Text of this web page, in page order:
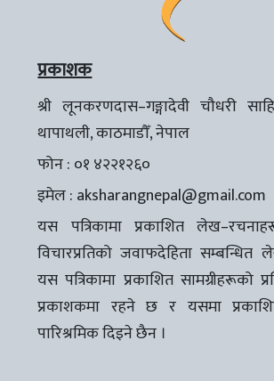
प्रकाशक
श्री लूनकरणदास–गङ्गादेवी चौधरी
थापाथली, काठमाडौँ, नेपाल
फोन : ०१ ४२२१२६०
इमेल : aksharangnepal@gmail.com
यस पत्रिकामा प्रकाशित
विचारप्रतिको जवाफदेहिता
यस पत्रिकामा प्रकाशित सामग्रीहरूको
प्रकाशकमा रहने छ र यसमा
पारिश्रमिक दिइने छैन ।